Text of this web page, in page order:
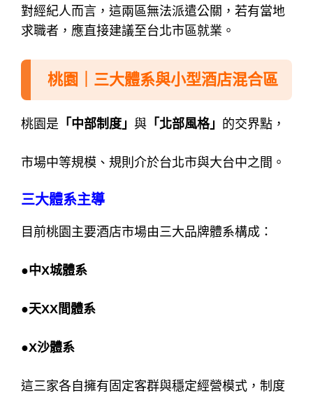
對經紀人而言，這兩區無法派遣公關， 若有當地
求職者，應直接建議至台北市區就業。
桃園｜三大體系與小型酒店混合區
桃園是 「中部制度」 與 「北部風格」 的交界點，
市場中等規模、規則介於台北市與大台中之間。
三大體系主導
目前桃園主要酒店市場由三大品牌體系構成：
●中X城體系
●天XX間體系
●X沙體系
這三家各自擁有固定客群與穩定經營模式， 制度